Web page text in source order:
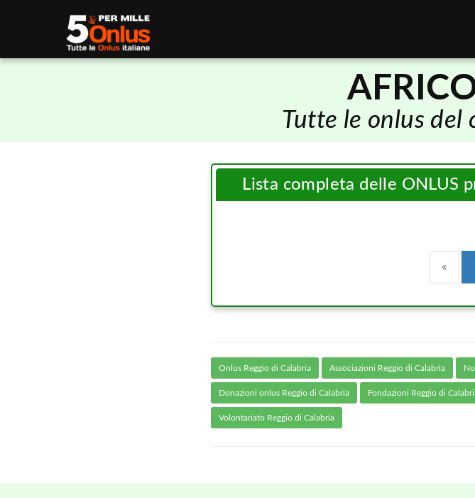
Tutte le onlus del
Lista completa delle ONLUS
«
Onlus Reggio di Calabria Associazioni Reggio di Calabria
Donazioni onlus Reggio di Calabria Fondazioni Reggio di
Volontariato Reggio di Calabria